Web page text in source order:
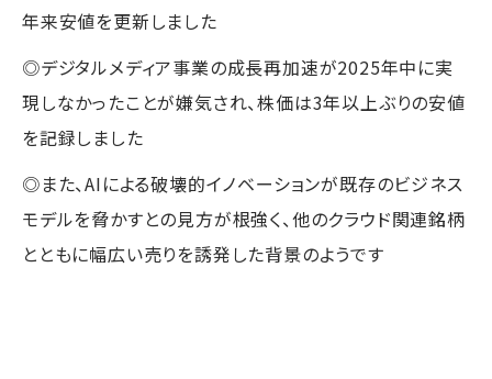
年来安値を更新しました
◎デジタルメディア事業の成長再加速が2025年中に実
現しなかったことが嫌気され、株価は3年以上ぶりの安値
を記録しました
◎また、AIによる破壊的イノベーションが既存のビジネス
モデルを脅かすとの見方が根強く、他のクラウド関連銘柄
とともに幅広い売りを誘発した背景のようです